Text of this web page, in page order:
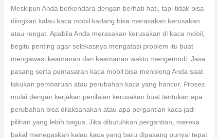
Meskipun Anda berkendara dengan berhati-hati, tapi tidak bisa
diingkari kalau kaca mobil kadang bisa merasakan kerusakan
atau rengat. Apabila Anda merasakan kerusakan di kaca mobil,
begitu penting agar selekasnya mengatasi problem itu buat
mengawasi keamanan dan keamanan waktu mengemudi. Jasa
pasang serta pemasaran kaca mobil bisa menolong Anda saat
lakukan pembaruan atau perubahan kaca yang hancur. Proses
mulai dengan kerjakan penilaian kerusakan buat tentukan apa
perubahan bisa dilaksanakan atau apa pergantian kaca jadi
pilihan yang lebih bagus. Jika dibutuhkan pergantian, mereka
bakal menegaskan kalau kaca yang baru dipasang punyai tepat